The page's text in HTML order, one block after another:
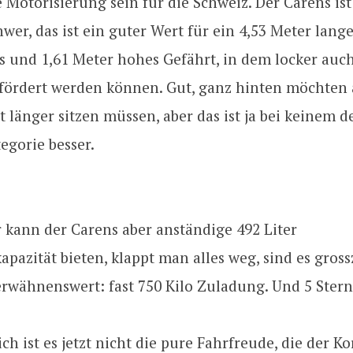
das ist ein guter Wert für ein 4,53 Meter
und 1,61 Meter hohes Gefährt, in dem locker
werden können. Gut, ganz hinten möchten
länger sitzen müssen, aber das ist ja bei keinem
besser.
der Carens aber anständige 492 Liter
bieten, klappt man alles weg, sind es
fast 750 Kilo Zuladung. Und 5
ist es jetzt nicht die pure Fahrfreude, die der